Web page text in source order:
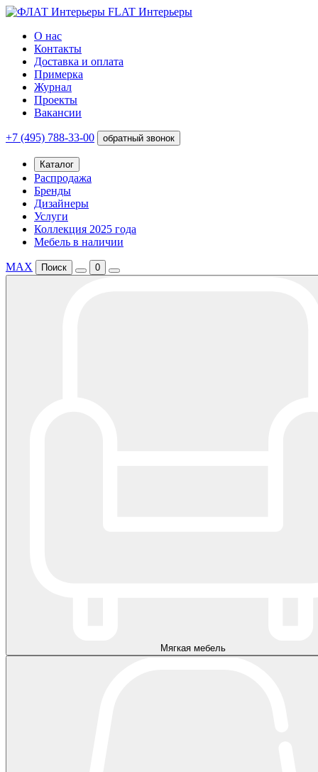
FLAT Интерьеры
О нас
Контакты
Доставка и оплата
Примерка
Журнал
Проекты
Вакансии
+7 (495) 788-33-00 обратный звонок
Каталог
Распродажа
Бренды
Дизайнеры
Услуги
Коллекция 2025 года
Мебель в наличии
MAX Поиск 0
Мягкая мебель